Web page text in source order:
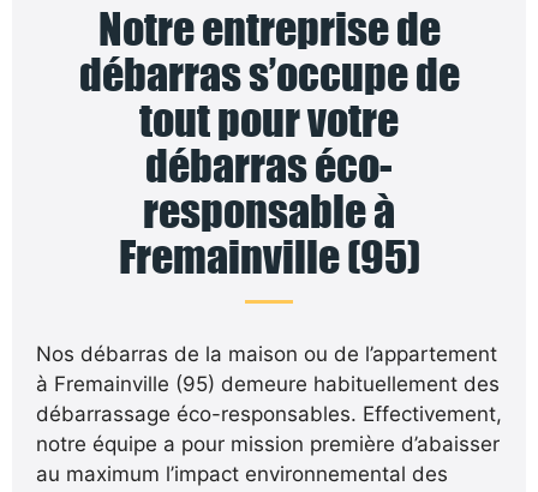
Notre entreprise de
débarras s’occupe de
tout pour votre
débarras éco-
responsable à
Fremainville (95)
Nos débarras de la maison ou de l’appartement
à Fremainville (95) demeure habituellement des
débarrassage éco-responsables. Effectivement,
notre équipe a pour mission première d’abaisser
au maximum l’impact environnemental des